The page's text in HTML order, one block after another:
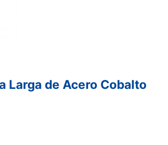
Larga de Acero Cobalto